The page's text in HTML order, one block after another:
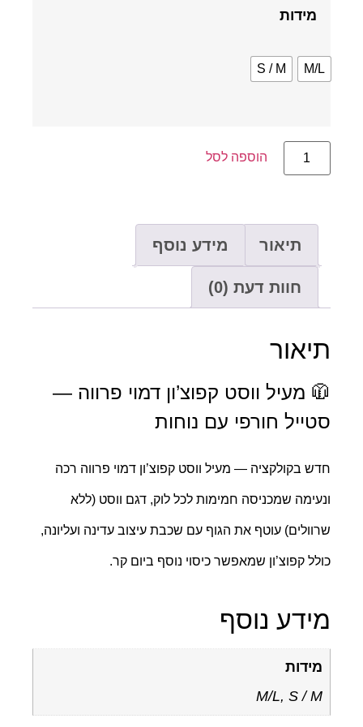
S / M
הוספה לסל
תיאור מידע נוסף
חוות דעת (0)
מעיל ווסט קפוצ’ון דמוי פרווה —
חורפי עם נוחות
בקולקציה — מעיל ווסט קפוצ’ון דמוי פרווה רכה
שמכניסה חמימות לכל לוק, דגם ווסט (ללא
עוטף את הגוף עם שכבת עיצוב עדינה ועליונה,
קפוצ’ון שמאפשר כיסוי נוסף ביום קר.
נוסף
M/L, S / M